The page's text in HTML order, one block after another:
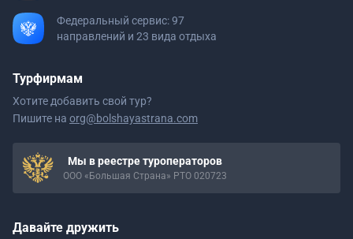
Федеральный сервис: 97
направлений и 23 вида отдыха
Турфирмам
Хотите добавить свой тур?
Пишите на org@bolshayastrana.com
Мы в реестре туроператоров
ООО «Большая Страна» РТО 020723
Давайте дружить